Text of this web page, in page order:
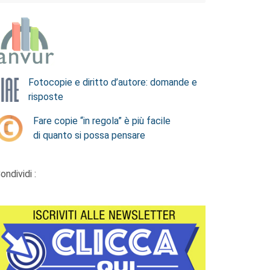
Fotocopie e diritto d’autore: domande e
risposte
Fare copie “in regola” è più facile
di quanto si possa pensare
: